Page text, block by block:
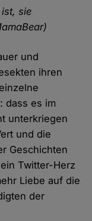
sie
und
ihren
dass es im
unterkriegen
und die
Geschichten
Twitter-Herz
Liebe auf die
der